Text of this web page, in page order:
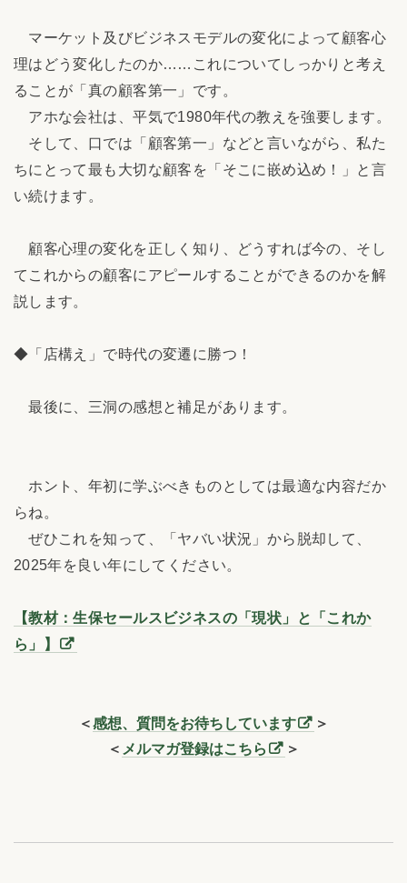
マーケット及びビジネスモデルの変化によって顧客心
理はどう変化したのか……これについてしっかりと考え
ることが「真の顧客第一」です。
アホな会社は、平気で1980年代の教えを強要します。
そして、口では「顧客第一」などと言いながら、私た
ちにとって最も大切な顧客を「そこに嵌め込め！」と言
い続けます。
顧客心理の変化を正しく知り、どうすれば今の、そし
てこれからの顧客にアピールすることができるのかを解
説します。
◆「店構え」で時代の変遷に勝つ！
最後に、三洞の感想と補足があります。
ホント、年初に学ぶべきものとしては最適な内容だか
らね。
ぜひこれを知って、「ヤバい状況」から脱却して、
2025年を良い年にしてください。
【教材：生保セールスビジネスの「現状」と「これか
ら」】
＜感想、質問をお待ちしています
＞
＜ メルマガ登録はこちら ＞